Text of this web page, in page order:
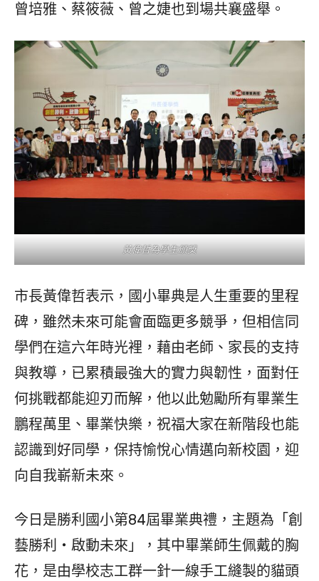
曾培雅、蔡筱薇、曾之婕也到場共襄盛舉。
黃偉哲為學生頒獎
市長黃偉哲表示，國小畢典是人生重要的里程
碑，雖然未來可能會面臨更多競爭，但相信同
學們在這六年時光裡，藉由老師、家長的支持
與教導，已累積最強大的實力與韌性，面對任
何挑戰都能迎刃而解，他以此勉勵所有畢業生
鵬程萬里、畢業快樂，祝福大家在新階段也能
認識到好同學，保持愉悅心情邁向新校園，迎
向自我嶄新未來。
今日是勝利國小第84屆畢業典禮，主題為「創
藝勝利・啟動未來」，其中畢業師生佩戴的胸
花，是由學校志工群一針一線手工縫製的貓頭